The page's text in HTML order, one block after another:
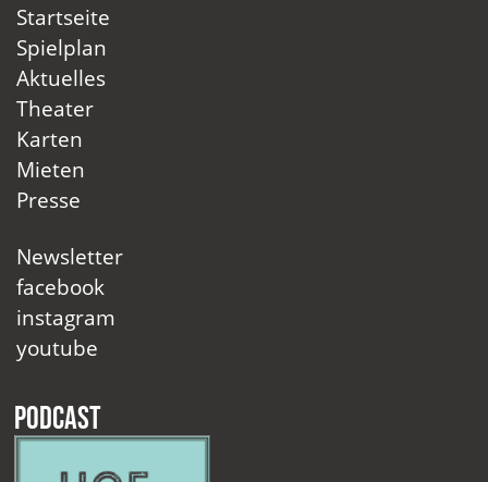
Startseite
Spielplan
Aktuelles
Theater
Karten
Mieten
Presse
Newsletter
facebook
instagram
youtube
Podcast